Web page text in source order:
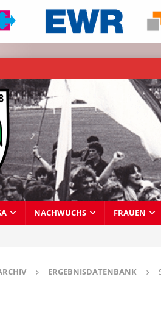
NACHWUCHS FRAUEN
ERGEBNISDATENBANK